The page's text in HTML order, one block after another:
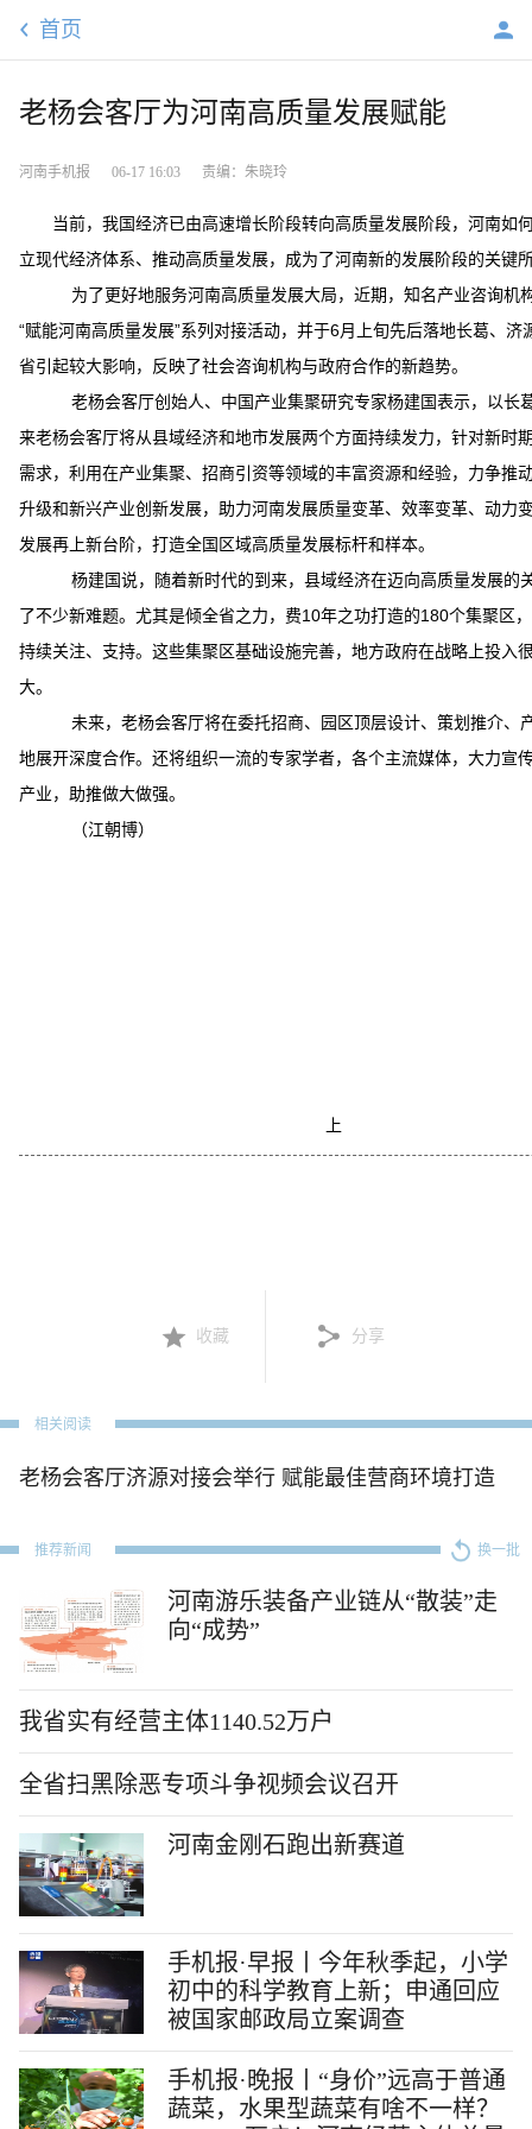
首页
老杨会客厅为河南高质量发展赋能
河南手机报 06-17 16:03 责编：朱晓玲
当前，我国经济已由高速增长阶段转向高质量发展阶段，河南如
立现代经济体系、推动高质量发展，成为了河南新的发展阶段的关键
为了更好地服务河南高质量发展大局，近期，知名产业咨询机
“赋能河南高质量发展”系列对接活动，并于6月上旬先后落地长葛、济
省引起较大影响，反映了社会咨询机构与政府合作的新趋势。
老杨会客厅创始人、中国产业集聚研究专家杨建国表示，以长
来老杨会客厅将从县域经济和地市发展两个方面持续发力，针对新时
需求，利用在产业集聚、招商引资等领域的丰富资源和经验，力争推
升级和新兴产业创新发展，助力河南发展质量变革、效率变革、动力
发展再上新台阶，打造全国区域高质量发展标杆和样本。
杨建国说，随着新时代的到来，县域经济在迈向高质量发展的
了不少新难题。尤其是倾全省之力，费10年之功打造的180个集聚区
持续关注、支持。这些集聚区基础设施完善，地方政府在战略上投入
大。
未来，老杨会客厅将在委托招商、园区顶层设计、策划推介、
地展开深度合作。还将组织一流的专家学者，各个主流媒体，大力宣
产业，助推做大做强。
（江朝博）
上
收藏 分享
相关阅读
老杨会客厅济源对接会举行 赋能最佳营商环境打造
推荐新闻 换一批
河南游乐装备产业链从“散装”走
向“成势”
我省实有经营主体1140.52万户
全省扫黑除恶专项斗争视频会议召开
河南金刚石跑出新赛道
手机报·早报丨今年秋季起，小学
初中的科学教育上新；申通回应
被国家邮政局立案调查
手机报·晚报丨“身价”远高于普通
蔬菜，水果型蔬菜有啥不一样？